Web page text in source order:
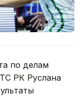
по делам
РК Руслана